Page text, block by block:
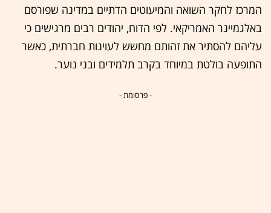
המרכז לחקר השואה והמיעוטים הדתיים במדינה שפורסם
באלגמיינר האמריקאי. לפי הדוח, יהודים רבים מרגישים כי
עליהם להסתיר את זהותם מחשש לעוינות חברתית, כאשר
התופעה בולטת במיוחד בקרב תלמידים ובני נוער.
- פרסומת -